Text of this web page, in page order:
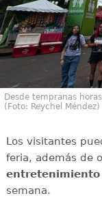
Desde tempranas
(Foto: Reychel Méndez)
Los visitantes
feria, además de
entretenimiento
semana.